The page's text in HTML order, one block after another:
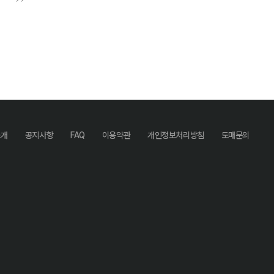
공지사항 FAQ 이용약관 개인정보처리방침 도매문의